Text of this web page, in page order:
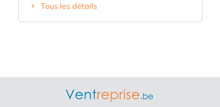
plein cœur du centre-village de la région de
Lier. L'établissement a été entièrement
places, ce qui se prête parfaitement à
Tous les détails